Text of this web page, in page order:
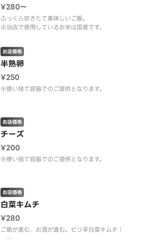
¥280〜
ふっくら炊きたて美味しいご飯。
※当店で使用しているお米は国産です。
半熟卵
お店価格
¥250
※使い捨て容器でのご提供となります。
チーズ
お店価格
¥200
※使い捨て容器でのご提供となります。
白菜キムチ
お店価格
¥280
ご飯が進む、お酒が進む。ピリ辛白菜キムチ！